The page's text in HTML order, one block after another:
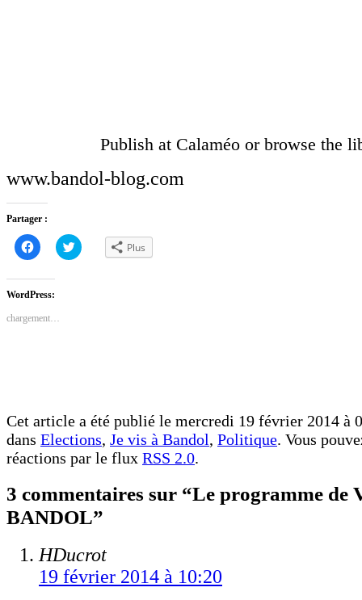
Publish at Calaméo or browse the
www.bandol-blog.com
Partager :
Cliquez
pour
partager
Facebook(ouvre
dans
une
fenêtre)
Cliquez
pour Plus
WordPress:
chargement…
Cet article a été publié le mercredi 19 février 2014 à
dans Elections, Je vis à Bandol, Politique. Vous
réactions par le flux RSS 2.0.
3 commentaires sur “Le programme de
BANDOL”
HDucrot
19 février 2014 à 10:20